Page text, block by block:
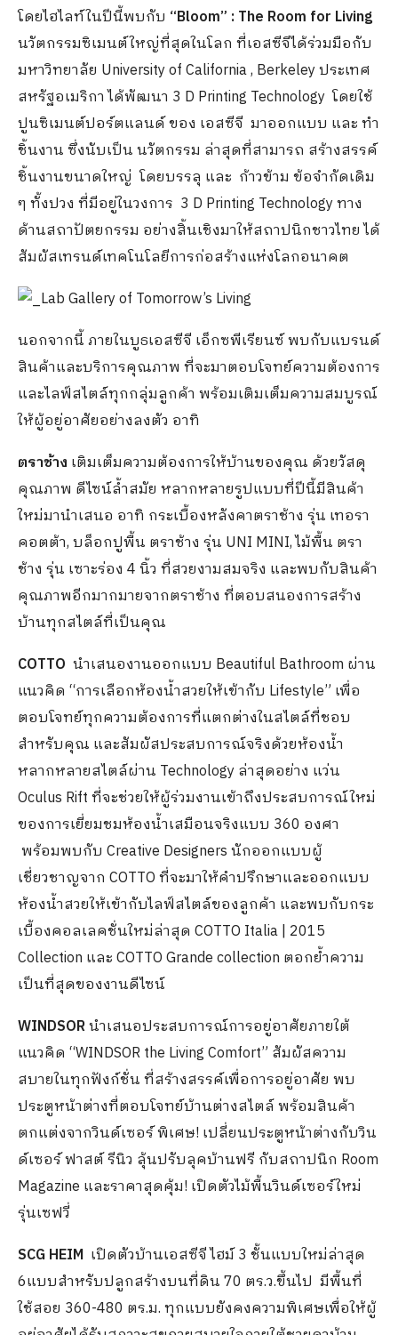
โดยไฮไลท์ในปีนี้พบกับ “Bloom” : The Room for Living
นวัตกรรมซิเมนต์ใหญ่ที่สุดในโลก ที่เอสซีจีได้ร่วมมือกับ
มหาวิทยาลัย University of California , Berkeley ประเทศ
สหรัฐอเมริกา ได้พัฒนา 3 D Printing Technology โดยใช้
ปูนซิเมนต์ปอร์ตแลนด์ ของ เอสซีจี มาออกแบบ และ ทำ
ชิ้นงาน ซึ่งนับเป็น นวัตกรรม ล่าสุดที่สามารถ สร้างสรรค์
ชิ้นงานขนาดใหญ่ โดยบรรลุ และ ก้าวข้าม ข้อจำกัดเดิม
ๆ ทั้งปวง ที่มีอยู่ในวงการ 3 D Printing Technology ทาง
ด้านสถาปัตยกรรม อย่างสิ้นเชิงมาให้สถาปนิกชาวไทย ได้
สัมผัสเทรนด์เทคโนโลยีการก่อสร้างแห่งโลกอนาคต
นอกจากนี้ ภายในบูธเอสซีจี เอ็กซพีเรียนซ์ พบกับแบรนด์
สินค้าและบริการคุณภาพ ที่จะมาตอบโจทย์ความต้องการ
และไลฟ์สไตล์ทุกกลุ่มลูกค้า พร้อมเติมเต็มความสมบูรณ์
ให้ผู้อยู่อาศัยอย่างลงตัว อาทิ
ตราช้าง เติมเต็มความต้องการให้บ้านของคุณ ด้วยวัสดุ
คุณภาพ ดีไซน์ล้ำสมัย หลากหลายรูปแบบที่ปีนี้มีสินค้า
ใหม่มานำเสนอ อาทิ กระเบื้องหลังคาตราช้าง รุ่น เทอรา
คอตต้า, บล็อกปูพื้น ตราช้าง รุ่น UNI MINI, ไม้พื้น ตรา
ช้าง รุ่น เซาะร่อง 4 นิ้ว ที่สวยงามสมจริง และพบกับสินค้า
คุณภาพอีกมากมายจากตราช้าง ที่ตอบสนองการสร้าง
บ้านทุกสไตล์ที่เป็นคุณ
COTTO นำเสนองานออกแบบ Beautiful Bathroom ผ่าน
แนวคิด “การเลือกห้องน้ำสวยให้เข้ากับ Lifestyle” เพื่อ
ตอบโจทย์ทุกความต้องการที่แตกต่างในสไตล์ที่ชอบ
สำหรับคุณ และสัมผัสประสบการณ์จริงด้วยห้องน้ำ
หลากหลายสไตล์ผ่าน Technology ล่าสุดอย่าง แว่น
Oculus Rift ที่จะช่วยให้ผู้ร่วมงานเข้าถึงประสบการณ์ใหม่
ของการเยี่ยมชมห้องน้ำเสมือนจริงแบบ 360 องศา
พร้อมพบกับ Creative Designers นักออกแบบผู้
เชี่ยวชาญจาก COTTO ที่จะมาให้คำปรึกษาและออกแบบ
ห้องน้ำสวยให้เข้ากับไลฟ์สไตล์ของลูกค้า และพบกับกระ
เบื้องคอลเลคชั่นใหม่ล่าสุด COTTO Italia | 2015
Collection และ COTTO Grande collection ตอกย้ำความ
เป็นที่สุดของงานดีไซน์
WINDSORนำเสนอประสบการณ์การอยู่อาศัยภายใต้
แนวคิด “WINDSOR the Living Comfort” สัมผัสความ
สบายในทุกฟังก์ชั่น ที่สร้างสรรค์เพื่อการอยู่อาศัย พบ
ประตูหน้าต่างที่ตอบโจทย์บ้านต่างสไตล์ พร้อมสินค้า
ตกแต่งจากวินด์เซอร์ พิเศษ! เปลี่ยนประตูหน้าต่างกับวิน
ด์เซอร์ ฟาสต์ รีนิว ลุ้นปรับลุคบ้านฟรี กับสถาปนิก Room
Magazine และราคาสุดคุ้ม! เปิดตัวไม้พื้นวินด์เซอร์ใหม่
รุ่นเซฟวี่
SCG HEIM เปิดตัวบ้านเอสซีจี ไฮม์ 3 ชั้นแบบใหม่ล่าสุด
6แบบสำหรับปลูกสร้างบนที่ดิน 70 ตร.ว.ขึ้นไป มีพื้นที่
ใช้สอย 360-480 ตร.ม. ทุกแบบยังคงความพิเศษเพื่อให้ผู้